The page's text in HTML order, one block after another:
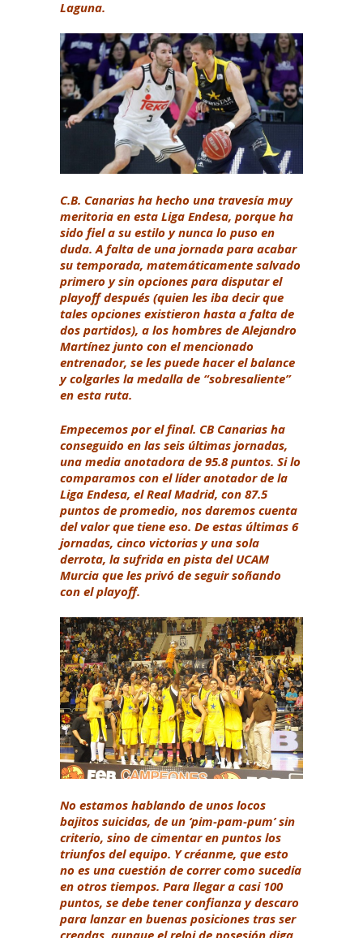
Laguna.
C.B. Canarias ha hecho una travesía muy
meritoria en esta Liga Endesa, porque ha
sido fiel a su estilo y nunca lo puso en
duda. A falta de una jornada para acabar
su temporada, matemáticamente salvado
primero y sin opciones para disputar el
playoff después (quien les iba decir que
tales opciones existieron hasta a falta de
dos partidos), a los hombres de Alejandro
Martínez junto con el mencionado
entrenador, se les puede hacer el balance
y colgarles la medalla de “sobresaliente”
en esta ruta.
Empecemos por el final. CB Canarias ha
conseguido en las seis últimas jornadas,
una media anotadora de 95.8 puntos. Si lo
comparamos con el líder anotador de la
Liga Endesa, el Real Madrid, con 87.5
puntos de promedio, nos daremos cuenta
del valor que tiene eso. De estas últimas 6
jornadas, cinco victorias y una sola
derrota, la sufrida en pista del UCAM
Murcia que les privó de seguir soñando
con el playoff.
No estamos hablando de unos locos
bajitos suicidas, de un ‘pim-pam-pum’ sin
criterio, sino de cimentar en puntos los
triunfos del equipo. Y créanme, que esto
no es una cuestión de correr como sucedía
en otros tiempos. Para llegar a casi 100
puntos, se debe tener confianza y descaro
para lanzar en buenas posiciones tras ser